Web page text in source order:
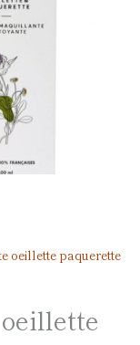
oeillette paquerette